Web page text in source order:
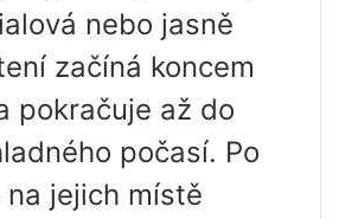
nebo jasně
začíná koncem
pokračuje až do
počasí. Po
jejich místě